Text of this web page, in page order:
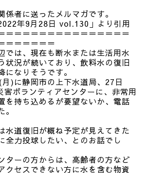
係者に送ったメルマガです。
年9月28日 vol.130」より引用
＝＝＝＝＝＝＝＝＝＝＝＝＝＝＝
＝＝＝＝＝＝
では、現在も断水または生活用水
状況が続いており、飲料水の復旧
になりそうです。
)に静岡市の上下水道局、27日
害ボランティアセンターに、非常用
を持ち込めるが要望ないか、電話
水道復旧が概ね予定が見えてきた
全力投球したい、とのお話でし
ターの方からは、高齢者の方など
クセスできない方に水を含む物資